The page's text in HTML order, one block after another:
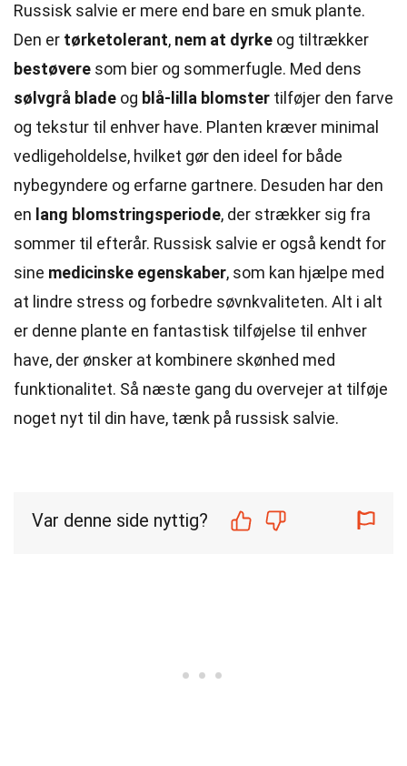
Russisk salvie er mere end bare en smuk plante.
Den er tørketolerant, nem at dyrke og tiltrækker
bestøvere som bier og sommerfugle. Med dens
sølvgrå blade og blå-lilla blomster tilføjer den farve
og tekstur til enhver have. Planten kræver minimal
vedligeholdelse, hvilket gør den ideel for både
nybegyndere og erfarne gartnere. Desuden har den
en lang blomstringsperiode, der strækker sig fra
sommer til efterår. Russisk salvie er også kendt for
sine medicinske egenskaber, som kan hjælpe med
at lindre stress og forbedre søvnkvaliteten. Alt i alt
er denne plante en fantastisk tilføjelse til enhver
have, der ønsker at kombinere skønhed med
funktionalitet. Så næste gang du overvejer at tilføje
noget nyt til din have, tænk på russisk salvie.
Var denne side nyttig?